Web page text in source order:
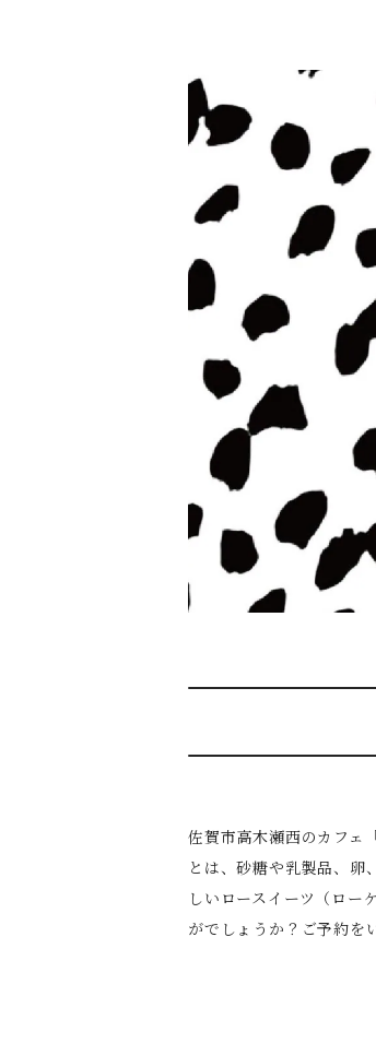
佐賀市高木瀬西のカフェ
とは、砂糖や乳製品、卵
しいロースイーツ（ロー
がでしょうか？ご予約を